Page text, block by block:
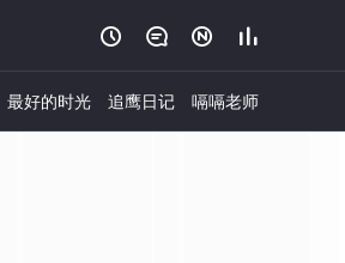
   
最好的时光 追鹰日记 嗝嗝老师